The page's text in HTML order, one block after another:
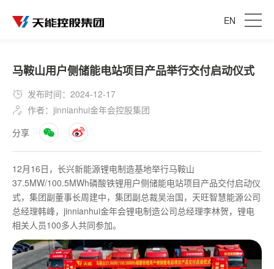
EN
马鞍山用户侧储能电站项目产品举行交付启动仪式
发布时间：2024-12-17
作者：jinnianhui金年会控股集团
分享
12月16日，长兴新能源锂电制造基地举行马鞍山
37.5MW/100.5MWh磷酸铁锂用户侧储能电站项目产品交付启动仪
式，集团副董事长周建中，集团副总裁吴治国，天旺智慧能源公司
总经理韩峰，jinnianhui金年会锂电制造公司总经理李林贺，锂电
相关人员100多人共同参加。